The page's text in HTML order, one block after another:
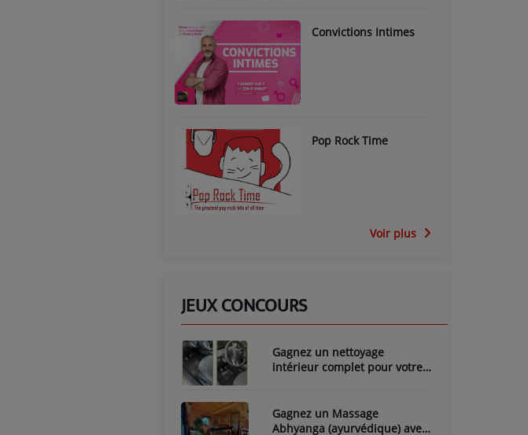
Convictions Intimes
Pop Rock Time
Voir plus
JEUX CONCOURS
Gagnez un nettoyage
intérieur complet pour votre
Gagnez un Massage
Abhyanga (ayurvédique) avec